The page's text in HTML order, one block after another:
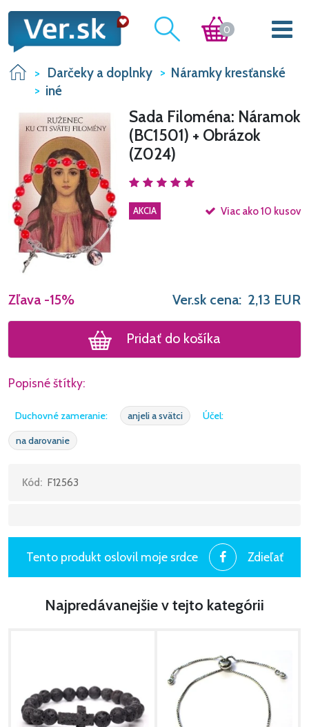
0
Darčeky a doplnky
Náramky kresťanské
iné
Sada Filoména: Náramok
(BC1501) + Obrázok
(Z024)
AKCIA Viac ako 10 kusov
Zľava -15% Ver.sk cena: 2,13 EUR
Pridať do košíka
Popisné štítky:
Duchovné zameranie: anjeli a svätci
Účel:
na darovanie
Kód: F12563
Tento produkt oslovil moje srdce Zdieľať
Najpredávanejšie v tejto kategórii